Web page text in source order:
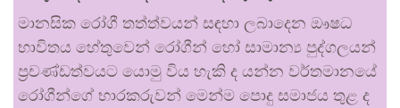
මානසික රෝගී තත්ත්වයන් සඳහා ලබාදෙන ඖෂධ
භාවිතය හේතුවෙන් රෝගීන් හෝ සාමාන්‍ය පුද්ගලයන්
ප්‍රචණ්ඩත්වයට යොමු විය හැකි ද යන්න වර්තමානයේ
රෝගීන්ගේ භාරකරුවන් මෙන්ම පොදු සමාජය තුළ ද